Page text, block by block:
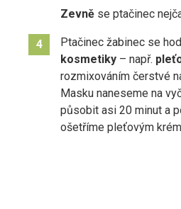
Zevně se ptačinec
4 Ptačinec žabinec se
kosmetiky– např.
rozmixováním čerstvé
Masku naneseme na
působit asi 20 minut a
ošetříme pleťovým